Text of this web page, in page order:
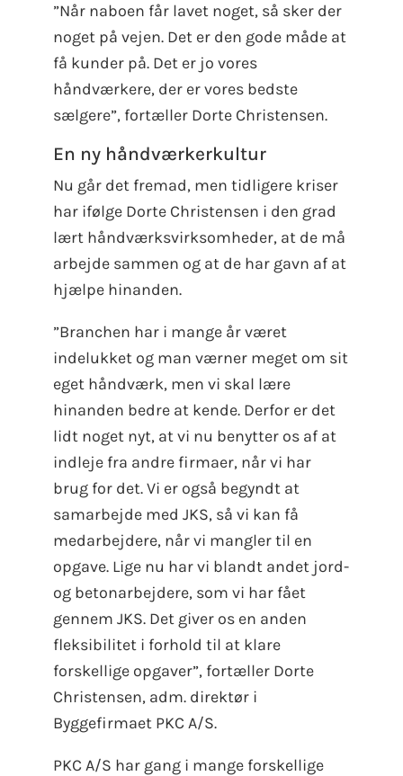
”Når naboen får lavet noget, så sker der
noget på vejen. Det er den gode måde at
få kunder på. Det er jo vores
håndværkere, der er vores bedste
sælgere”, fortæller Dorte Christensen.
En ny håndværkerkultur
Nu går det fremad, men tidligere kriser
har ifølge Dorte Christensen i den grad
lært håndværksvirksomheder, at de må
arbejde sammen og at de har gavn af at
hjælpe hinanden.
”Branchen har i mange år været
indelukket og man værner meget om sit
eget håndværk, men vi skal lære
hinanden bedre at kende. Derfor er det
lidt noget nyt, at vi nu benytter os af at
indleje fra andre firmaer, når vi har
brug for det. Vi er også begyndt at
samarbejde med JKS, så vi kan få
medarbejdere, når vi mangler til en
opgave. Lige nu har vi blandt andet jord-
og betonarbejdere, som vi har fået
gennem JKS. Det giver os en anden
fleksibilitet i forhold til at klare
forskellige opgaver”, fortæller Dorte
Christensen, adm. direktør i
Byggefirmaet PKC A/S.
PKC A/S har gang i mange forskellige